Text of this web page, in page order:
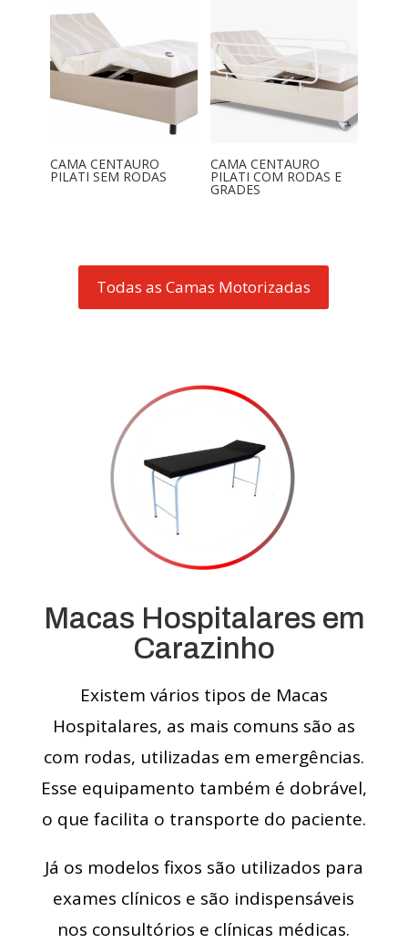
CAMA CENTAURO
PILATI SEM RODAS
CAMA CENTAURO
PILATI COM RODAS E
GRADES
Todas as Camas Motorizadas
Macas Hospitalares em
Carazinho
Existem vários tipos de Macas
Hospitalares, as mais comuns são as
com rodas, utilizadas em emergências.
Esse equipamento também é dobrável,
o que facilita o transporte do paciente.
Já os modelos fixos são utilizados para
exames clínicos e são indispensáveis
nos consultórios e clínicas médicas.